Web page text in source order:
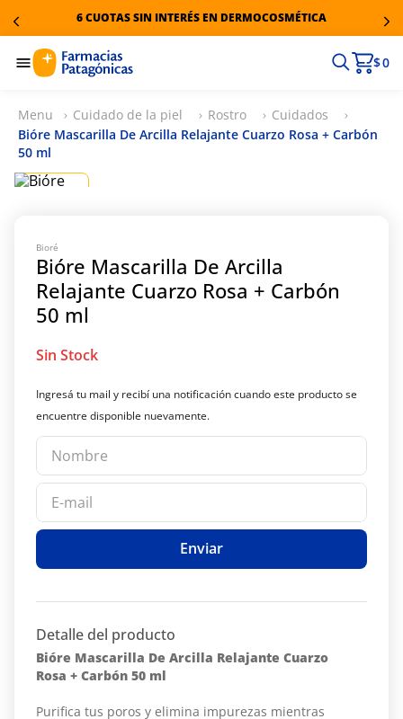
6 CUOTAS SIN INTERÉS EN DERMOCOSMÉTICA
$ 0
Cuidado de la piel Rostro
Cuidados
Bióre Mascarilla De Arcilla Relajante Cuarzo Rosa + Carbón
50 ml
Bioré
Bióre Mascarilla De Arcilla
Relajante Cuarzo Rosa + Carbón
50 ml
Enviar
Detalle del producto
Bióre Mascarilla De Arcilla Relajante Cuarzo
Rosa + Carbón 50 ml
Purifica tus poros y elimina impurezas mientras